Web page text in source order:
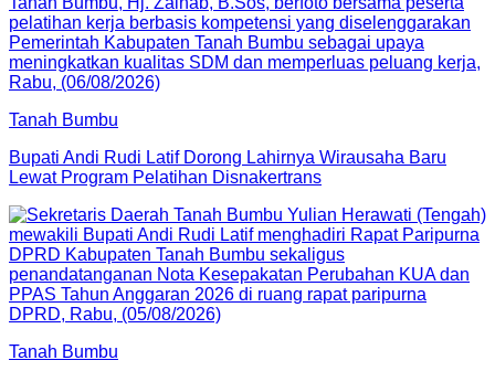
Tanah Bumbu
Bupati Andi Rudi Latif Dorong Lahirnya Wirausaha Baru
Lewat Program Pelatihan Disnakertrans
Tanah Bumbu